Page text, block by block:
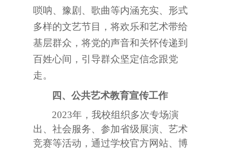
唢呐、豫剧、歌曲等内涵充实、形式
多样的文艺节目，将欢乐和艺术带给
基层群众，将党的声音和关怀传递到
百姓心间，引导群众坚定信念跟党
走。
四、公共艺术教育宣传工作
2023年，我校组织多次专场演
出、社会服务、参加省级展演、艺术
竞赛等活动，通过学校官方网站、博